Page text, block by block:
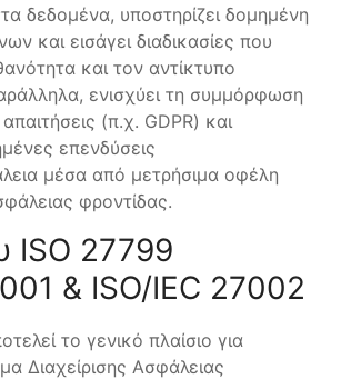
δεδομένα, υποστηρίζει δομημένη
και εισάγει διαδικασίες που
και τον αντίκτυπο
ενισχύει τη συμμόρφωση
(π.χ. GDPR) και
επενδύσεις
μέσα από μετρήσιμα οφέλη
φροντίδας.
ISO 27799
& ISO/IEC 27002
το γενικό πλαίσιο για
Διαχείρισης Ασφάλειας